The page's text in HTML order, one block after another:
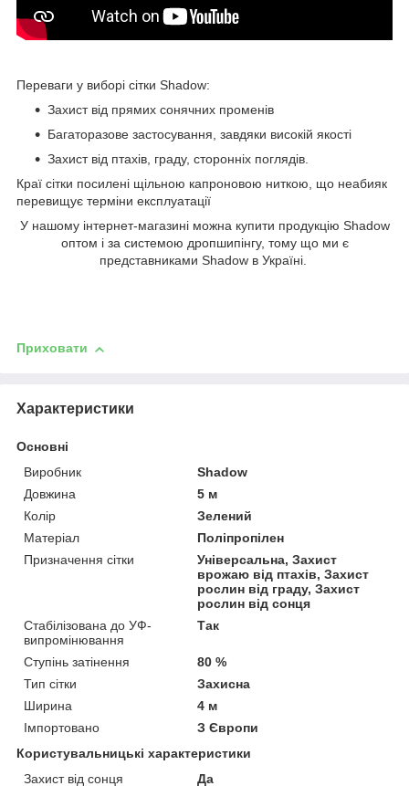
Переваги у виборі сітки Shadow:
Захист від прямих сонячних променів
Багаторазове застосування, завдяки високій якості
Захист від птахів, граду, сторонніх поглядів.
Краї сітки посилені щільною капроновою ниткою, що неабияк
перевищує терміни експлуатації
У нашому інтернет-магазині можна купити продукцію Shadow
оптом і за системою дропшипінгу, тому що ми є
представниками Shadow в Україні.
Приховати
Характеристики
Основні
Виробник
Shadow
Довжина
5 м
Колір
Зелений
Матеріал
Поліпропілен
Призначення сітки
Універсальна, Захист
врожаю від птахів, Захист
рослин від граду, Захист
рослин від сонця
Стабілізована до УФ-
випромінювання
Так
Ступінь затінення
80 %
Тип сітки
Захисна
Ширина
4 м
Імпортовано
З Європи
Користувальницькі характеристики
Захист від сонця
Да